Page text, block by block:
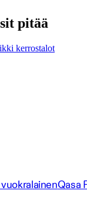
pitää
kerrostalot
Qasa